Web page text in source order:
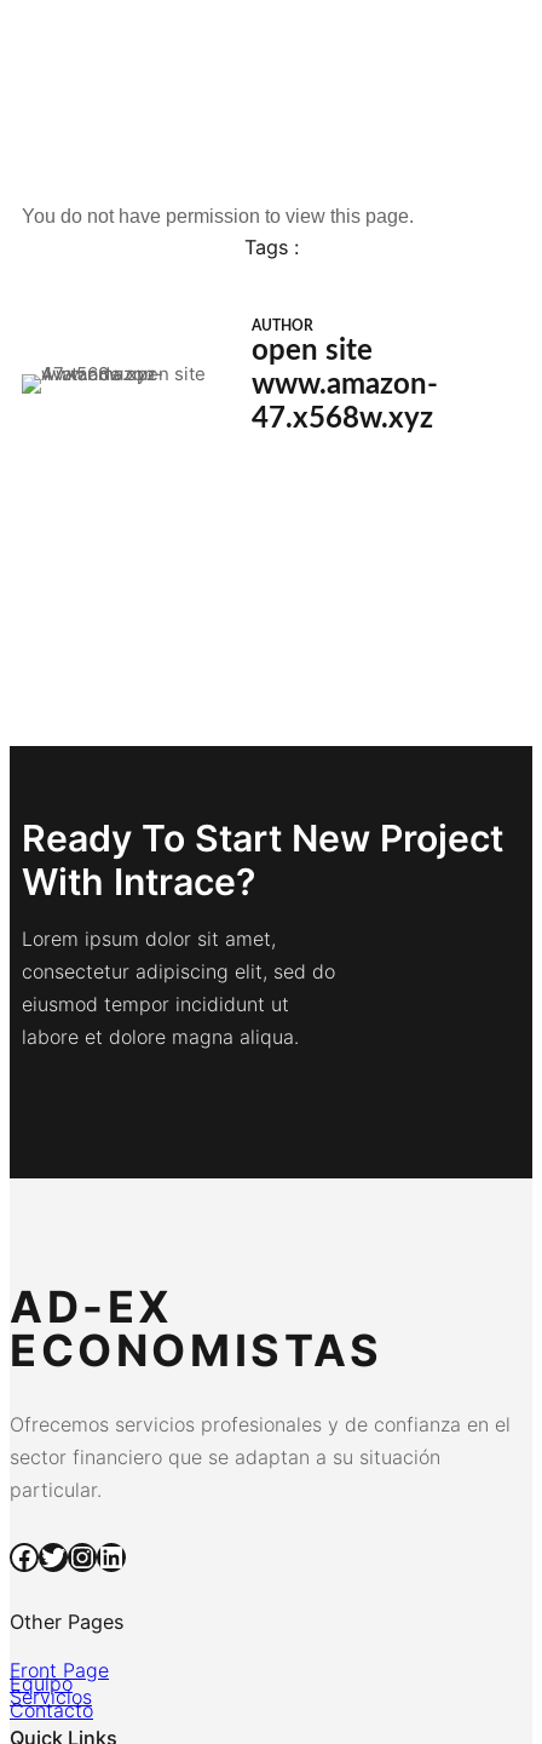
You do not have permission to view this page.
Tags :
AUTHOR
open site
www.amazon-
47.x568w.xyz
Ready To Start New Project
With Intrace?
Lorem ipsum dolor sit amet,
consectetur adipiscing elit, sed do
eiusmod tempor incididunt ut
labore et dolore magna aliqua.
AD-EX
ECONOMISTAS
Ofrecemos servicios profesionales y de confianza en el
sector financiero que se adaptan a su situación
particular.
Facebook Twitter InstagramLinkedIn
Other Pages
Front Page
Equipo
Servicios
Contacto
Quick Links